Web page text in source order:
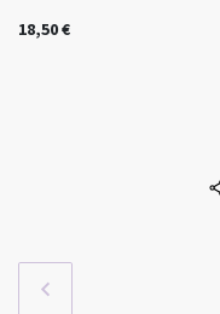
18,50€